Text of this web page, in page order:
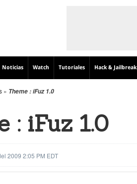
Noticias Watch Tutoriales Hack & Jailbreak
» Theme : iFuz 1.0
: iFuz 1.0
2009 2:05 PM EDT